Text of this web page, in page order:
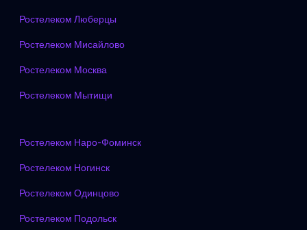
Ростелеком Люберцы
Ростелеком Мисайлово
Ростелеком Москва
Ростелеком Мытищи
Ростелеком Наро-Фоминск
Ростелеком Ногинск
Ростелеком Одинцово
Ростелеком Подольск